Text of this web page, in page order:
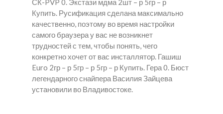
СК-PVP 0. Экстази мдма 2шт – р 5гр – р
Купить. Русификация сделана максимально
качественно, поэтому во время настройки
самого браузера у вас не возникнет
трудностей с тем, чтобы понять, чего
конкретно хочет от вас инсталлятор. Гашиш
Euro 2гр – р 5гр – р 5гр – р Купить. Гера 0. Бюст
легендарного снайпера Василия Зайцева
установили во Владивостоке.